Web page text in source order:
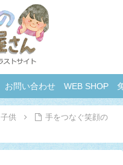
お問い合わせ WEB SHOP
子供
手をつなぐ笑顔の